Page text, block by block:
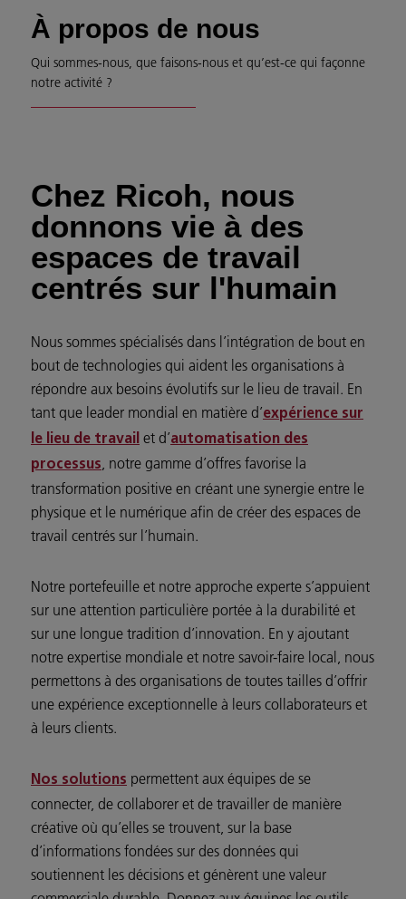
À propos de nous
Qui sommes-nous, que faisons-nous et qu’est-ce qui façonne
notre activité ?
Chez Ricoh, nous
donnons vie à des
espaces de travail
centrés sur l'humain
Nous sommes spécialisés dans l’intégration de bout en
bout de technologies qui aident les organisations à
répondre aux besoins évolutifs sur le lieu de travail. En
tant que leader mondial en matière d’expérience sur
le lieu de travail et d’automatisation des
processus
, notre gamme d’offres favorise la
transformation positive en créant une synergie entre le
physique et le numérique afin de créer des espaces de
travail centrés sur l’humain.
Notre portefeuille et notre approche experte s’appuient
sur une attention particulière portée à la durabilité et
sur une longue tradition d’innovation. En y ajoutant
notre expertise mondiale et notre savoir-faire local, nous
permettons à des organisations de toutes tailles d’offrir
une expérience exceptionnelle à leurs collaborateurs et
à leurs clients.
Nos solutions permettent aux équipes de se
connecter, de collaborer et de travailler de manière
créative où qu’elles se trouvent, sur la base
d’informations fondées sur des données qui
soutiennent les décisions et génèrent une valeur